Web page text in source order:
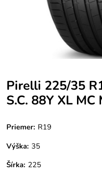
Pirelli 225/35
S.C. 88Y XL MC
Priemer: R19
Výška: 35
Šírka: 225